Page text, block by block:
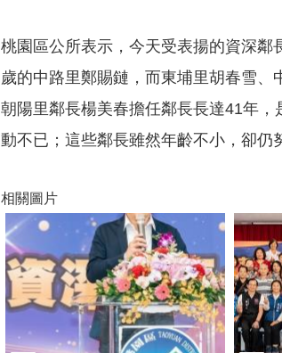
桃園區公所表示，今天受表揚的資深
歲的中路里鄭賜鏈，而東埔里胡春雪
朝陽里鄰長楊美春擔任鄰長長達41年
動不已；這些鄰長雖然年齡不小，卻仍
相關圖片